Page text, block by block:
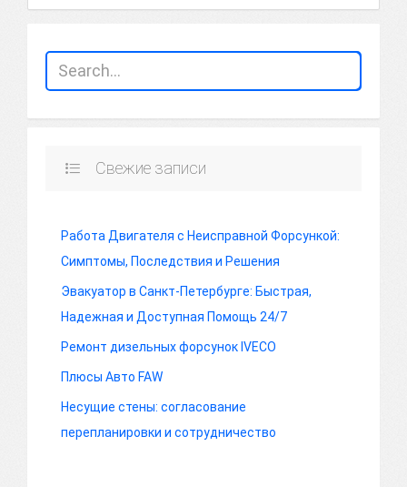
Свежие записи
Работа Двигателя с Неисправной Форсункой:
Симптомы, Последствия и Решения
Эвакуатор в Санкт-Петербурге: Быстрая,
Надежная и Доступная Помощь 24/7
Ремонт дизельных форсунок IVECO
Плюсы Авто FAW
Несущие стены: согласование
перепланировки и сотрудничество